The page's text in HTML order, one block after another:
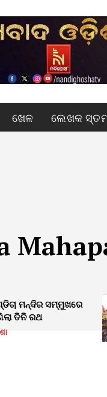
ଖେଳ ଲେଖକ
ମନ୍ଦିର ସମ୍ମୁଖରେ
ତିନି ରଥ